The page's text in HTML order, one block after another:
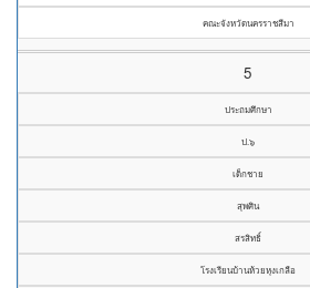
คณะจังหวัดนครราชสีมา
5
ประถมศึกษา
ป.๖
เด็กชาย
สุพศิน
สรสิทธิ์
โรงเรียนบ้านห้วยหุงเกลือ